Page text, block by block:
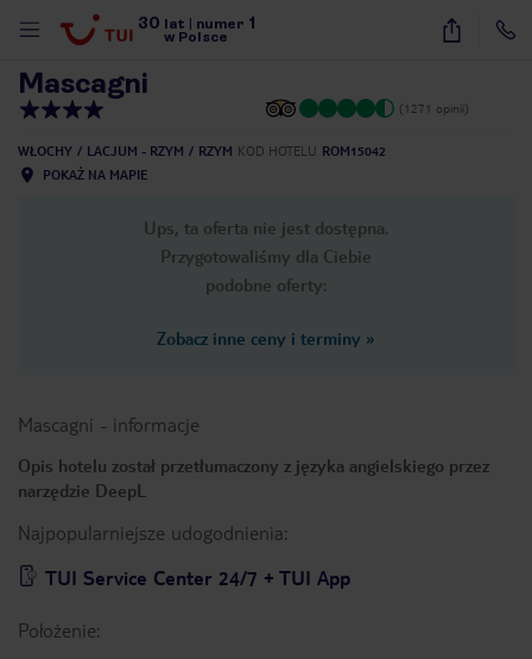
30 lat numer 1
w Polsce
14
Mascagni
(1271 opinii)
WŁOCHY LACJUM - RZYM RZYM KOD HOTELU ROM15042
POKAŻ NA MAPIE
Ups, ta oferta nie jest dostępna.
Przygotowaliśmy dla Ciebie
podobne oferty:
Zobacz inne ceny i terminy »
Mascagni - informacje
Opis hotelu został przetłumaczony z języka angielskiego przez
narzędzie DeepL
Najpopularniejsze udogodnienia:
TUI Service Center 24/7 + TUI App
Położenie: